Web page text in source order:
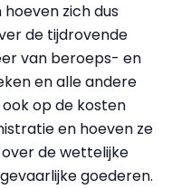
zich dus
de tijdrovende
van beroeps- en
en alle andere
op de kosten
en hoeven ze
de wettelijke
goederen.